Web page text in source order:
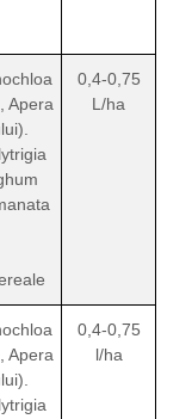
Apera
0,4-0,75
L/ha
Apera
0,4-0,75
l/ha